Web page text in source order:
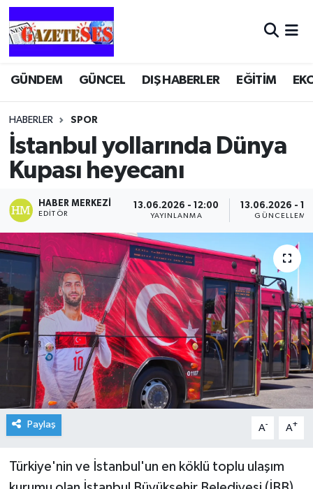
GÜNDEM GÜNCEL DIŞ HABERLER EĞİTİM
HABERLER SPOR
İstanbul yollarında Dünya
Kupası heyecanı
HABER MERKEZI
EDITÖR
13.06.2026 - 12:00
YAYINLANMA
13.06.2026 -
GÜNCELLEME
Paylaş A- A+
Türkiye'nin ve İstanbul'un en köklü toplu ulaşım